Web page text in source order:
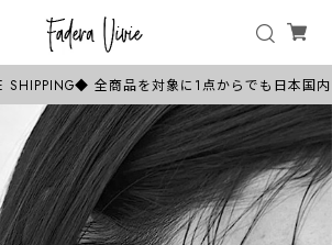
全商品を対象に1点からでも日本国内